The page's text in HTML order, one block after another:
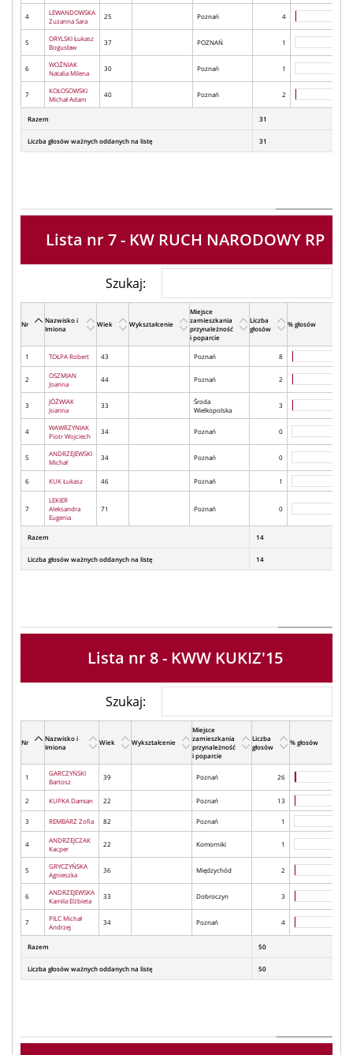
4
LEWANDOWSKA
Zuzanna Sara
25 Poznań 4
5
ORYLSKI Łukasz
Bogusław
37 POZNAŃ 1
6
WOŹNIAK
Natalia Milena
30 Poznań 1
7
KOŁOSOWSKI
Michał Adam
40 Poznań 2
Razem 31
Liczba głosów ważnych oddanych na listę 31
Lista nr 7 - KW RUCH NARODOWY RP
Szukaj:
Nr
Nazwisko i
Imiona
Wiek Wykształcenie
Miejsce
zamieszkania
przynależność
i poparcie
Liczba
głosów
% głosów
1 TOŁPA Robert 43 Poznań 8
2
OSZMIAN
Joanna
44 Poznań 2
3
JÓŹWIAK
Joanna
33
Środa
Wielkopolska
3
4
WAWRZYNIAK
Piotr Wojciech
34 Poznań 0
5
ANDRZEJEWSKI
Michał
34 Poznań 0
6 KUK Łukasz 46 Poznań 1
7
LEKIER
Aleksandra
Eugenia
71 Poznań 0
Razem 14
Liczba głosów ważnych oddanych na listę 14
Lista nr 8 - KWW KUKIZ'15
Szukaj:
Nr
Nazwisko i
Imiona
Wiek Wykształcenie
Miejsce
zamieszkania
przynależność
i poparcie
Liczba
głosów
% głosów
1
GARCZYŃSKI
Bartosz
39 Poznań 26
2 KUPKA Damian 22 Poznań 13
3 REMBARZ Zofia 82 Poznań 1
4
ANDRZEJCZAK
Kacper
22 Komorniki 1
5
GRYCZYŃSKA
Agnieszka
36 Międzychód 2
6
ANDRZEJEWSKA
Kamila Elżbieta
33 Dobroczyn 3
7
PILC Michał
Andrzej
34 Poznań 4
Razem 50
Liczba głosów ważnych oddanych na listę 50